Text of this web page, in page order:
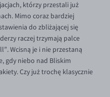
którzy przestali już
Mimo coraz bardziej
do zbliżającej się
raczej trzymają palce
Wcisną je i nie przestaną
gdy niebo nad Bliskim
Czy już trochę klasycznie